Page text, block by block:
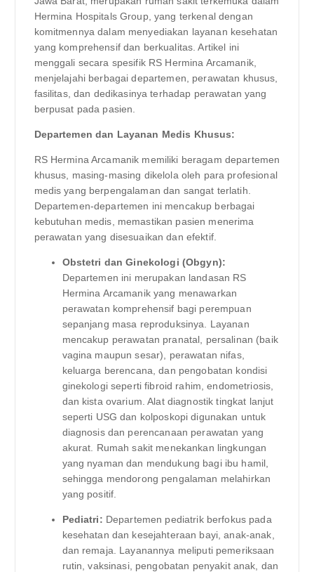
Hermina Hospitals Group, yang terkenal dengan
komitmennya dalam menyediakan layanan kesehatan
yang komprehensif dan berkualitas. Artikel ini
menggali secara spesifik RS Hermina Arcamanik,
menjelajahi berbagai departemen, perawatan khusus,
fasilitas, dan dedikasinya terhadap perawatan yang
berpusat pada pasien.
Departemen dan Layanan Medis Khusus:
RS Hermina Arcamanik memiliki beragam departemen
khusus, masing-masing dikelola oleh para profesional
medis yang berpengalaman dan sangat terlatih.
Departemen-departemen ini mencakup berbagai
kebutuhan medis, memastikan pasien menerima
perawatan yang disesuaikan dan efektif.
Obstetri dan Ginekologi (Obgyn):
Departemen ini merupakan landasan RS
Hermina Arcamanik yang menawarkan
perawatan komprehensif bagi perempuan
sepanjang masa reproduksinya. Layanan
mencakup perawatan pranatal, persalinan (baik
vagina maupun sesar), perawatan nifas,
keluarga berencana, dan pengobatan kondisi
ginekologi seperti fibroid rahim, endometriosis,
dan kista ovarium. Alat diagnostik tingkat lanjut
seperti USG dan kolposkopi digunakan untuk
diagnosis dan perencanaan perawatan yang
akurat. Rumah sakit menekankan lingkungan
yang nyaman dan mendukung bagi ibu hamil,
sehingga mendorong pengalaman melahirkan
yang positif.
Pediatri: Departemen pediatrik berfokus pada
kesehatan dan kesejahteraan bayi, anak-anak,
dan remaja. Layanannya meliputi pemeriksaan
rutin, vaksinasi, pengobatan penyakit anak, dan